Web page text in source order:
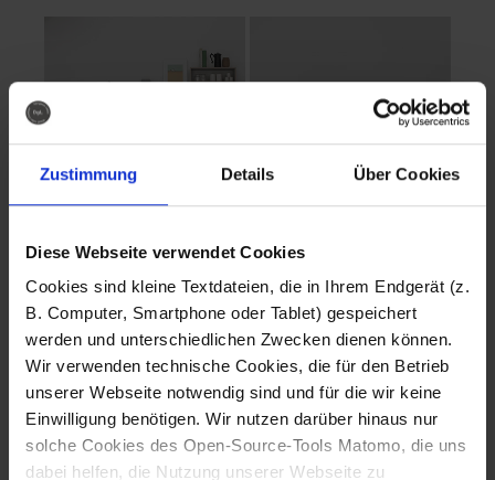
Zustimmung Details Über Cookies
Diese Webseite verwendet Cookies
Cookies sind kleine Textdateien, die in Ihrem Endgerät (z.
B. Computer, Smartphone oder Tablet) gespeichert
werden und unterschiedlichen Zwecken dienen können.
Wir verwenden technische Cookies, die für den Betrieb
unserer Webseite notwendig sind und für die wir keine
Einwilligung benötigen. Wir nutzen darüber hinaus nur
solche Cookies des Open-Source-Tools Matomo, die uns
dabei helfen, die Nutzung unserer Webseite zu
Fotografo: Lorenz
Sternbach
Download
Fotografo: Lorenz
Sternbach
Download